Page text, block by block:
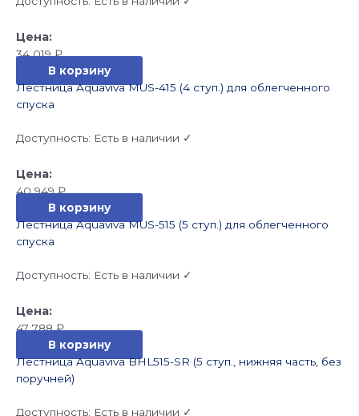
34 019₽
В корзину
Лестница Aquaviva MUS-415 (4 ступ.) для облегченного
спуска
Доступность: Есть в наличии ✓
40 949₽
В корзину
Лестница Aquaviva MUS-515 (5 ступ.) для облегченного
спуска
Доступность: Есть в наличии ✓
47 788₽
В корзину
Лестница Aquaviva BHL515-SR (5 ступ., нижняя часть, без
поручней)
Доступность: Есть в наличии ✓